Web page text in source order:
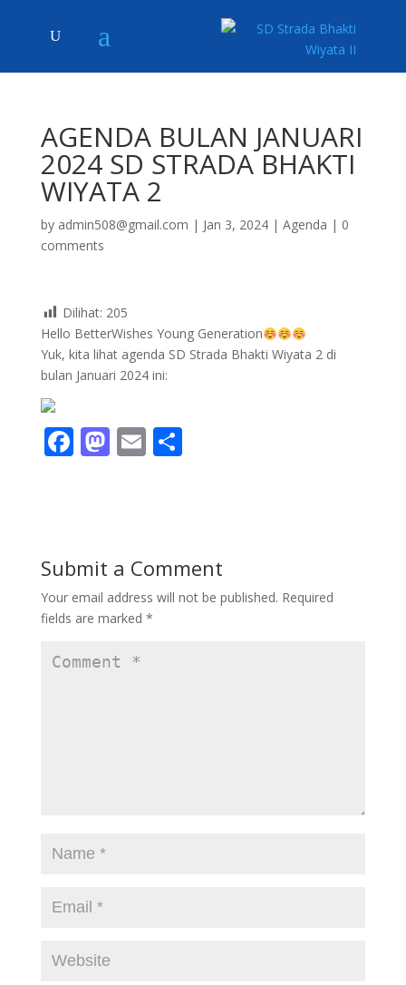
AGENDA BULAN JANUARI
2024 SD STRADA BHAKTI
WIYATA 2
by admin508@gmail.com | Jan 3, 2024| Agenda | 0
comments
Dilihat: 205
Hello BetterWishes Young Generation
Yuk, kita lihat agenda SD Strada Bhakti Wiyata 2 di
bulan Januari 2024 ini:
F
o
o
k
M
o
n
E S
Submit a Comment
Your email address will not be published. Required
fields are marked *